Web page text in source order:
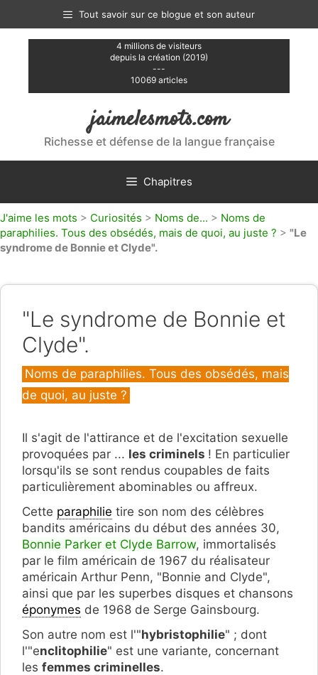
contenu
Tout savoir sur ce blogue et son auteur
4 millions de visiteurs
depuis la création (2019)
---
10069 articles
jaimelesmots.com
Richesse et défense de la langue française
Chapitres
J'aime les mots > Curiosités > Noms de... > Noms de
paraphilies. Tous des obsédés, mais de quoi, au juste ? > "Le
syndrome de Bonnie et Clyde".
"Le syndrome de Bonnie et
Clyde".
Catégories
Noms de paraphilies. Tous des obsédés, mais
de quoi, au juste ?
Il s'agit de l'attirance et de l'excitation sexuelle
provoquées par ... les criminels ! En particulier
lorsqu'ils se sont rendus coupables de faits
particulièrement abominables ou affreux.
Cette paraphilie tire son nom des célèbres
bandits américains du début des années 30,
Bonnie Parker et Clyde Barrow, immortalisés
par le film américain de 1967 du réalisateur
américain Arthur Penn, "Bonnie and Clyde",
ainsi que par les superbes disques et chansons
éponymes de 1968 de Serge Gainsbourg.
Son autre nom est l'"hybristophilie" ; dont
l'"enclitophilie" est une variante, concernant
les femmes criminelles.